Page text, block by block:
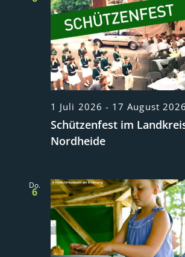
1 Juli 2026 - 17 August 2026
Schützenfest im
Nordheide
Do.
6